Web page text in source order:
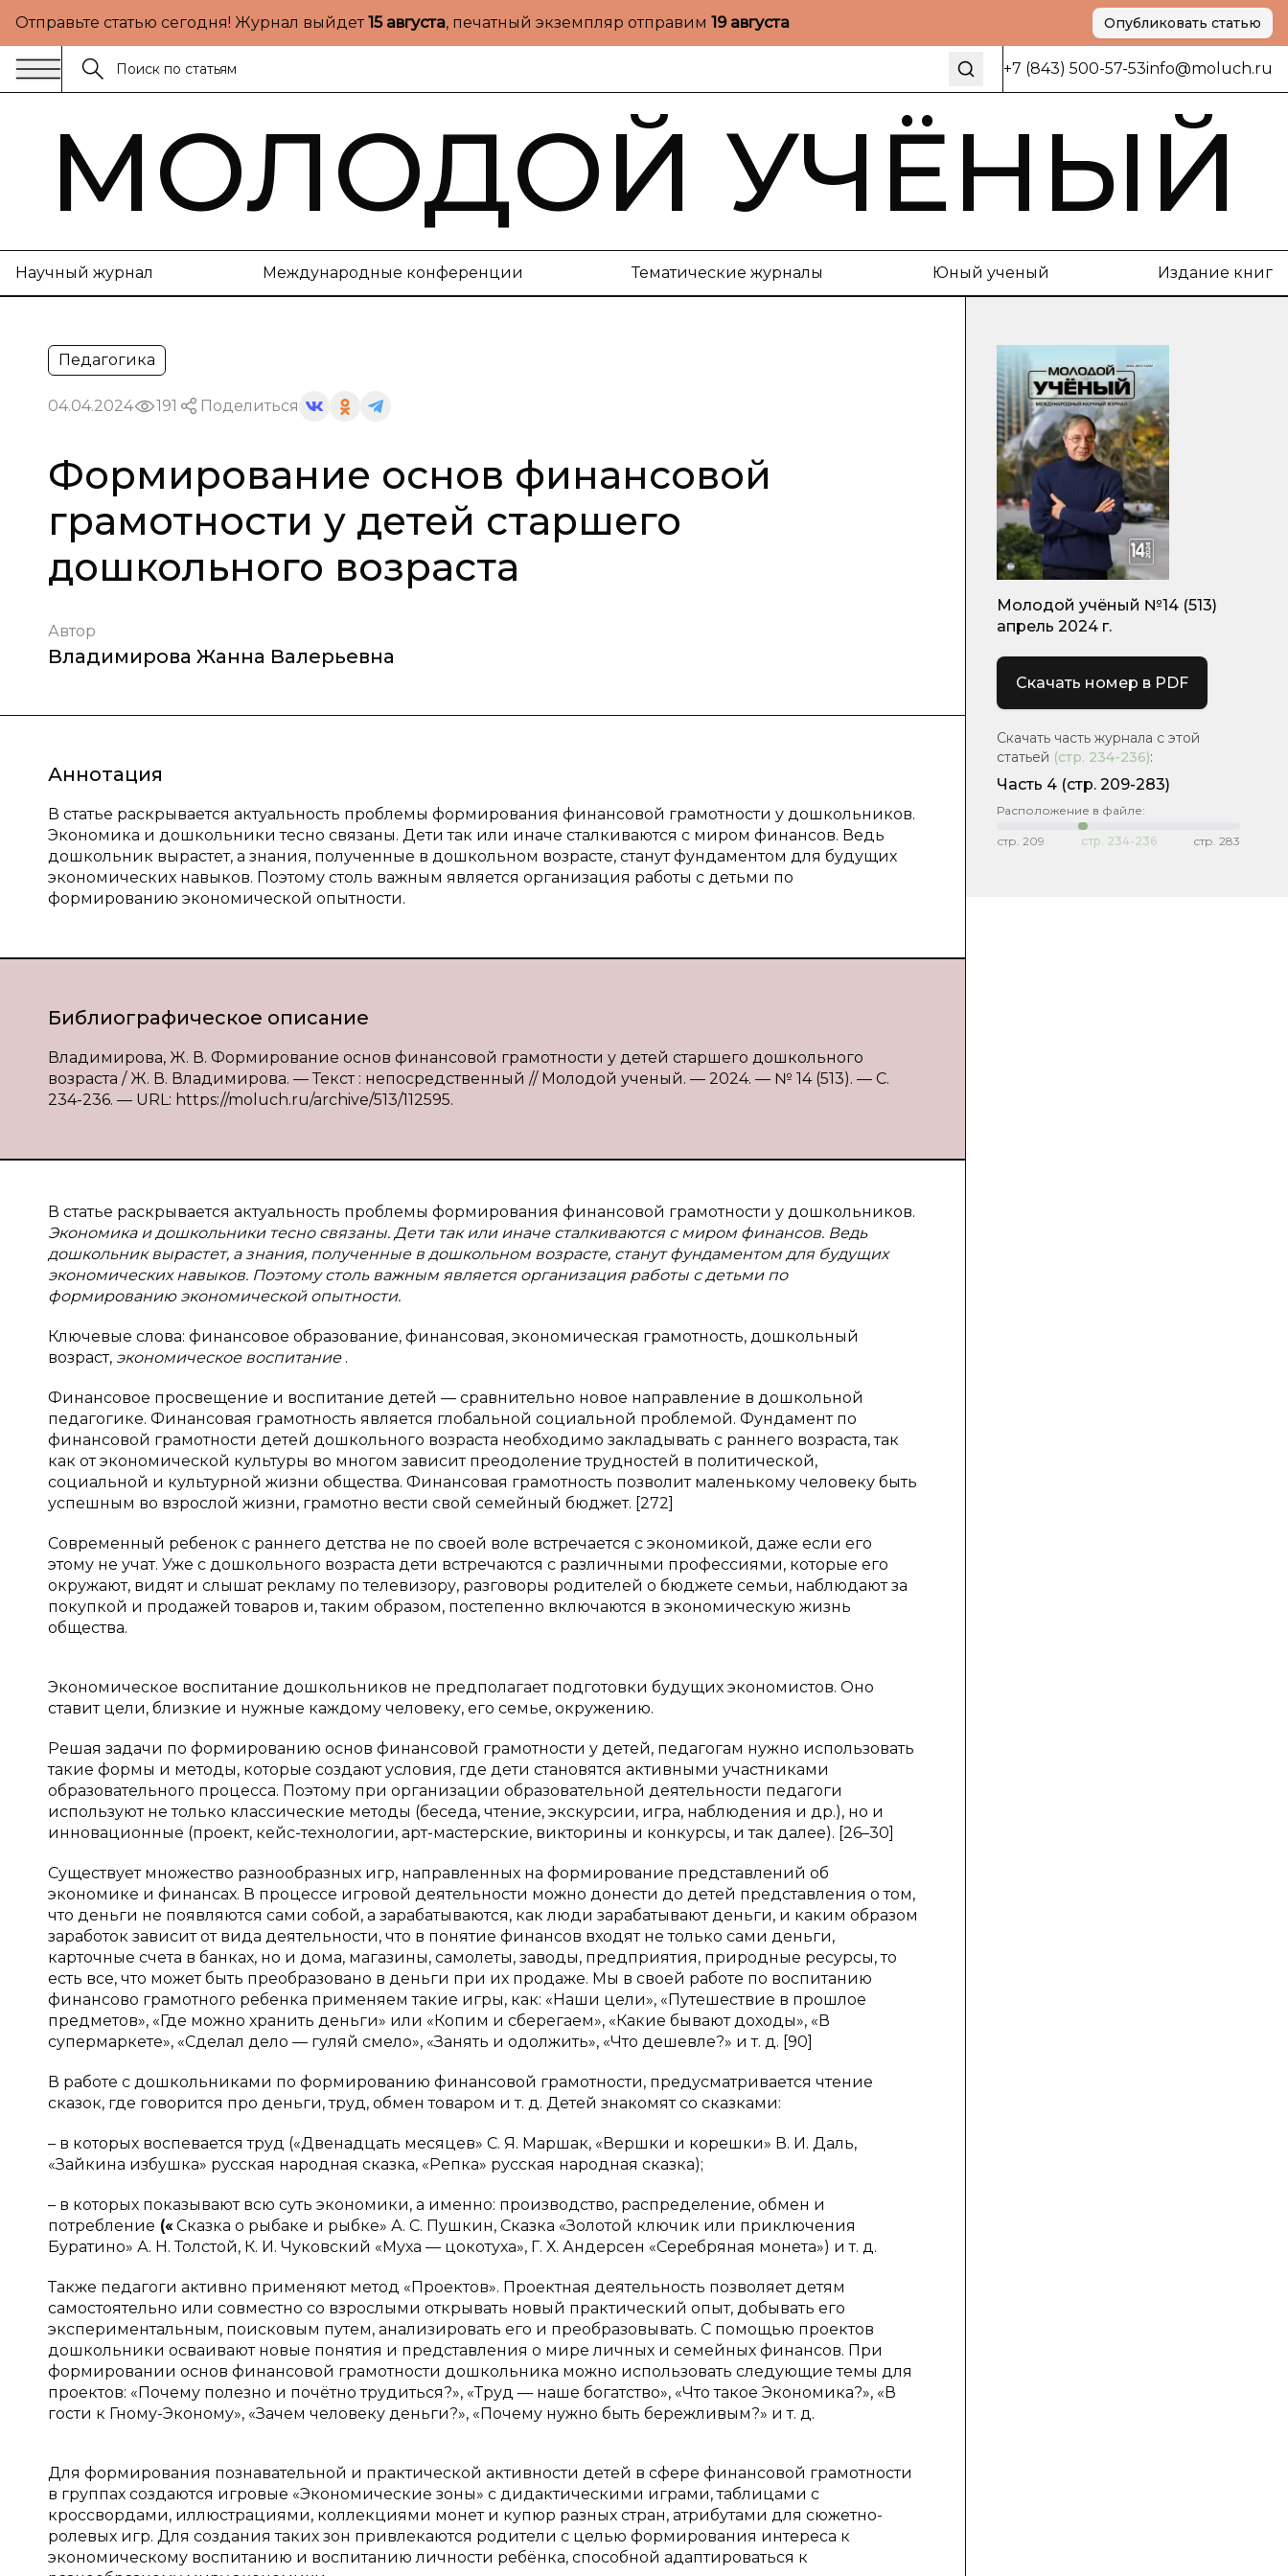
Отправьте статью сегодня! Журнал выйдет15 августа, печатный экземпляр отправим 19 августа Опубликовать статью
+7 (843) 500-57-53info@moluch.ru
МОЛОДОЙ УЧЁНЫЙ
Научный журнал Международные конференции Тематические журналы Юный ученый Издание книг
Педагогика
04.04.2024 191 Поделиться
Формирование основ финансовой
грамотности у детей старшего
дошкольного возраста
Автор
Владимирова Жанна Валерьевна
Аннотация
В статье раскрывается актуальность проблемы формирования финансовой грамотности у дошкольников.
Экономика и дошкольники тесно связаны. Дети так или иначе сталкиваются с миром финансов. Ведь
дошкольник вырастет, а знания, полученные в дошкольном возрасте, станут фундаментом для будущих
экономических навыков. Поэтому столь важным является организация работы с детьми по
формированию экономической опытности.
Библиографическое описание
Владимирова, Ж. В. Формирование основ финансовой грамотности у детей старшего дошкольного
возраста / Ж. В. Владимирова. — Текст : непосредственный // Молодой ученый. — 2024. — № 14 (513). — С.
234-236. — URL: https://moluch.ru/archive/513/112595.
В статье раскрывается актуальность проблемы формирования финансовой грамотности у дошкольников.
Экономика и дошкольники тесно связаны. Дети так или иначе сталкиваются с миром финансов. Ведь
дошкольник вырастет, а знания, полученные в дошкольном возрасте, станут фундаментом для будущих
экономических навыков. Поэтому столь важным является организация работы с детьми по
формированию экономической опытности.
Ключевые слова: финансовое образование, финансовая, экономическая грамотность, дошкольный
возраст, экономическое воспитание .
Финансовое просвещение и воспитание детей — сравнительно новое направление в дошкольной
педагогике. Финансовая грамотность является глобальной социальной проблемой. Фундамент по
финансовой грамотности детей дошкольного возраста необходимо закладывать с раннего возраста, так
как от экономической культуры во многом зависит преодоление трудностей в политической,
социальной и культурной жизни общества. Финансовая грамотность позволит маленькому человеку быть
успешным во взрослой жизни, грамотно вести свой семейный бюджет. [272]
Современный ребенок c раннего детства не по своей воле встречается с экономикой, даже если его
этому не учат. Уже с дошкольного возраста дети встречаются с различными профессиями, которые его
окружают, видят и слышат рекламу по телевизору, разговоры родителей о бюджете семьи, наблюдают за
покупкой и продажей товаров и, таким образом, постепенно включаются в экономическую жизнь
общества.
Экономическое воспитание дошкольников не предполагает подготовки будущих экономистов. Оно
ставит цели, близкие и нужные каждому человеку, его семье, окружению.
Решая задачи по формированию основ финансовой грамотности у детей, педагогам нужно использовать
такие формы и методы, которые создают условия, где дети становятся активными участниками
образовательного процесса. Поэтому при организации образовательной деятельности педагоги
используют не только классические методы (беседа, чтение, экскурсии, игра, наблюдения и др.), но и
инновационные (проект, кейс-технологии, арт-мастерские, викторины и конкурсы, и так далее). [26–30]
Существует множество разнообразных игр, направленных на формирование представлений об
экономике и финансах. В процессе игровой деятельности можно донести до детей представления о том,
что деньги не появляются сами собой, а зарабатываются, как люди зарабатывают деньги, и каким образом
заработок зависит от вида деятельности, что в понятие финансов входят не только сами деньги,
карточные счета в банках, но и дома, магазины, самолеты, заводы, предприятия, природные ресурсы, то
есть все, что может быть преобразовано в деньги при их продаже. Мы в своей работе по воспитанию
финансово грамотного ребенка применяем такие игры, как: «Наши цели», «Путешествие в прошлое
предметов», «Где можно хранить деньги» или «Копим и сберегаем», «Какие бывают доходы», «В
супермаркете», «Сделал дело — гуляй смело», «Занять и одолжить», «Что дешевле?» и т. д. [90]
В работе с дошкольниками по формированию финансовой грамотности, предусматривается чтение
сказок, где говорится про деньги, труд, обмен товаром и т. д. Детей знакомят со сказками:
– в которых воспевается труд («Двенадцать месяцев» С. Я. Маршак, «Вершки и корешки» В. И. Даль,
«Зайкина избушка» русская народная сказка, «Репка» русская народная сказка);
– в которых показывают всю суть экономики, а именно: производство, распределение, обмен и
потребление («Сказка о рыбаке и рыбке» А. С. Пушкин, Сказка «Золотой ключик или приключения
Буратино» А. Н. Толстой, К. И. Чуковский «Муха — цокотуха», Г. Х. Андерсен «Серебряная монета») и т. д.
Также педагоги активно применяют метод «Проектов». Проектная деятельность позволяет детям
самостоятельно или совместно со взрослыми открывать новый практический опыт, добывать его
экспериментальным, поисковым путем, анализировать его и преобразовывать. С помощью проектов
дошкольники осваивают новые понятия и представления о мире личных и семейных финансов. При
формировании основ финансовой грамотности дошкольника можно использовать следующие темы для
проектов: «Почему полезно и почётно трудиться?», «Труд — наше богатство», «Что такое Экономика?», «В
гости к Гному-Эконому», «Зачем человеку деньги?», «Почему нужно быть бережливым?» и т. д.
Для формирования познавательной и практической активности детей в сфере финансовой грамотности
в группах создаются игровые «Экономические зоны» с дидактическими играми, таблицами с
кроссвордами, иллюстрациями, коллекциями монет и купюр разных стран, атрибутами для сюжетно-
ролевых игр. Для создания таких зон привлекаются родители с целью формирования интереса к
экономическому воспитанию и воспитанию личности ребёнка, способной адаптироваться к
Молодой учёный №14 (513)
апрель 2024 г.
Скачать номер в PDF
Скачать часть журнала с этой
статьей (стр. 234-236):
Часть 4 (стр. 209-283)
Расположение в файле:
стр. 209 стр. 234-236 стр. 283